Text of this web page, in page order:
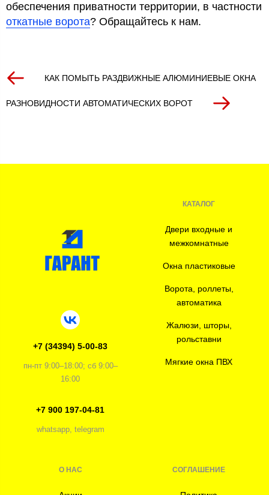
обеспечения приватности территории, в частности
откатные ворота? Обращайтесь к нам.
КАК ПОМЫТЬ РАЗДВИЖНЫЕ АЛЮМИНИЕВЫЕ ОКНА
РАЗНОВИДНОСТИ АВТОМАТИЧЕСКИХ ВОРОТ
+7 (34394) 5-00-83
пн-пт 9:00–18:00; сб 9:00–
16:00
+7 900 197-04-81
whatsapp, telegram
КАТАЛОГ
Двери входные и
межкомнатные
Окна пластиковые
Ворота, роллеты,
автоматика
Жалюзи, шторы,
рольставни
Мягкие окна ПВХ
О НАС СОГЛАШЕНИЕ